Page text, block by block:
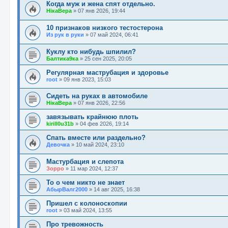
Когда муж и жена спят отдельно.
НікаВера» 07 янв 2026, 19:44
10 признаков низкого тестостерона
Из рук в руки » 07 май 2024, 06:41
Куклу кто нибудь шпилил?
Балтика9ка» 25 сен 2025, 20:05
Регулярная маструбация и здоровье
root» 09 янв 2023, 15:03
Сидеть на руках в автомобиле
НікаВера» 07 янв 2026, 22:56
завязывать крайнюю плоть
kirill0u31b» 04 фев 2026, 19:14
Спать вместе или раздельно?
Девочка» 10 май 2024, 23:10
Мастурбация и слепота
Зорро» 11 мар 2024, 12:37
То о чем никто не знает
АбырВалг2000» 14 авг 2025, 16:38
Пришел с колоноскопии
root» 03 май 2024, 13:55
Про тревожность